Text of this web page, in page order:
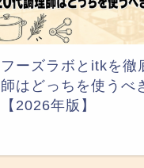
フーズラボとitkを徹
師はどっちを使うべ
【2026年版】